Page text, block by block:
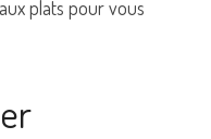
plats pour vous